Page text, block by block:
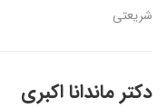
شریعتی
دکتر ماندانا اکبری